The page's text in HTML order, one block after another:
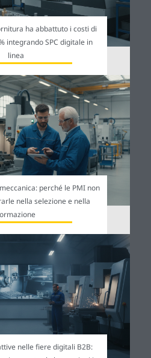
ha abbattuto i costi di
integrando SPC digitale in
linea
perché le PMI non
nella selezione e nella
nelle fiere digitali B2B: